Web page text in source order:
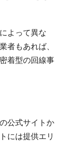
よって異な
者もあれば、
着型の回線事
公式サイトか
には提供エリ